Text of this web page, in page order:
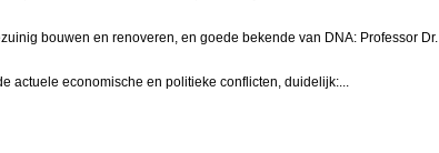
bouwen en renoveren, en goede bekende van DNA: Professor Dr.
actuele economische en politieke conflicten, duidelijk:...